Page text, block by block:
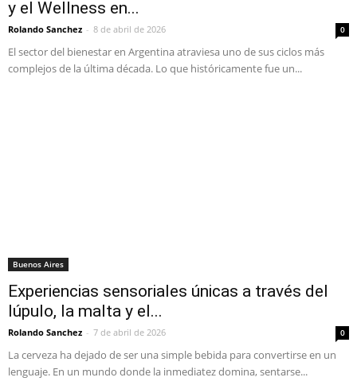
y el Wellness en...
Rolando Sanchez - 8 de abril de 2026 0
El sector del bienestar en Argentina atraviesa uno de sus ciclos más
complejos de la última década. Lo que históricamente fue un...
Buenos Aires
Experiencias sensoriales únicas a través del
lúpulo, la malta y el...
Rolando Sanchez - 7 de abril de 2026 0
La cerveza ha dejado de ser una simple bebida para convertirse en un
lenguaje. En un mundo donde la inmediatez domina, sentarse...